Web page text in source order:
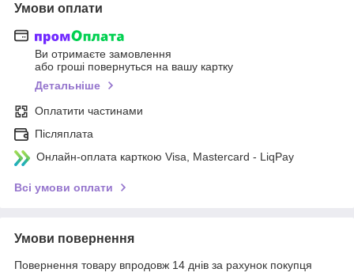
Умови оплати
Ви отримаєте замовлення
або гроші повернуться на вашу картку
Детальніше
Оплатити частинами
Післяплата
Онлайн-оплата карткою Visa, Mastercard - LiqPay
Всі умови оплати
Умови повернення
Повернення товару впродовж 14 днів за рахунок покупця